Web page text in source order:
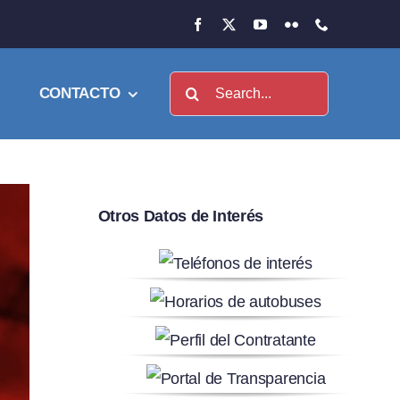
CONTACTO Buscar:
Otros Datos de Interés